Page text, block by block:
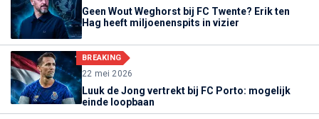
Geen Wout Weghorst bij FC Twente? Erik ten
Hag heeft miljoenenspits in vizier
BREAKING
22 mei 2026
Luuk de Jong vertrekt bij FC Porto: mogelijk
einde loopbaan